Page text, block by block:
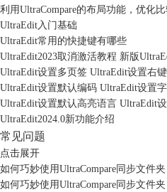
利用UltraCompare的布局功能，优化
UltraEdit入门基础
UltraEdit常用的快捷键有哪些
UltraEdit2023取消激活教程 新版
UltraEdit设置多页签 UltraEdit设置右
UltraEdit设置默认编码 UltraEdit设置
UltraEdit设置默认高亮语言 UltraEdit
UltraEdit2024.0新功能介绍
常见问题
点击展开
如何巧妙使用UltraCompare同步文件夹
如何巧妙使用UltraCompare同步文件夹